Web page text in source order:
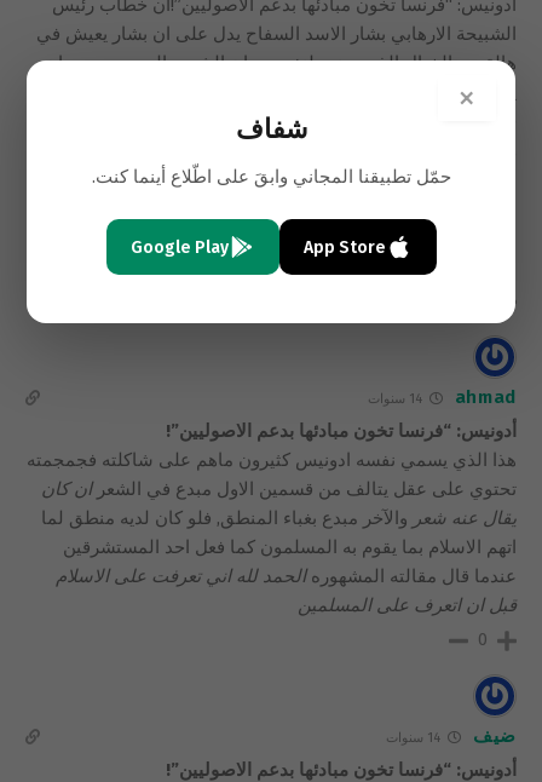
أدونيس: “فرنسا تخون مبادئها بدعم الاصوليين”!ان خطاب رئيس
الشبيحة الارهابي بشار الاسد السفاح يدل على ان بشار يعيش في
هالة من الخيال الذي صنعه لنفسه وبان الشعب السوري يجب ان
محمد والخلفاء والصحابة دليل على غبائه في التاريخ. يقوم النظام
بشار الاسد السفاح الان بالاستمرار في مجازره وتدميره للمدن
بسكانها لهدف تحويل البلاد الى حرب اهلية
قراءة المزيد ..
ahmad 14 سنوات
أدونيس: “فرنسا تخون مبادئها بدعم الاصوليين”!
هذا الذي يسمي نفسه ادونيس كثيرون ماهم على شاكلته فجمجمته
تحتوي على عقل يتالف من قسمين الاول مبدع في الشعران كان
يقال عنه شعر والآخر مبدع بغباء المنطق, فلو كان لديه منطق لما
اتهم الاسلام بما يقوم به المسلمون كما فعل احد المستشرقين
عندما قال مقالته المشهوره الحمد لله اني تعرفت على الاسلام
قبل ان اتعرف على المسلمين
0
ضيف 14 سنوات
أدونيس: “فرنسا تخون مبادئها بدعم الاصوليين”!
×
شفاف
حمّل تطبيقنا المجاني وابقَ على اطّلاع أينما كنت.
App Store
Google Play